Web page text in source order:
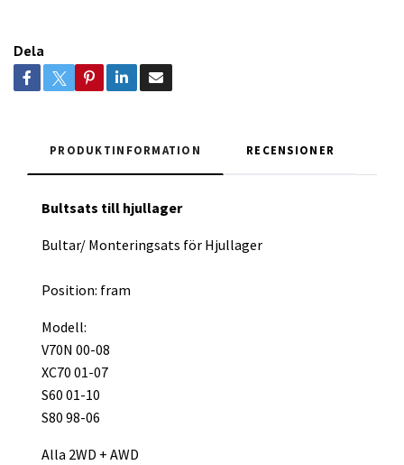
Dela
PRODUKTINFORMATION RECENSIONER
Bultsats till hjullager
Bultar/ Monteringsats för Hjullager
Position: fram
Modell:
V70N 00-08
XC70 01-07
S60 01-10
S80 98-06
Alla 2WD + AWD